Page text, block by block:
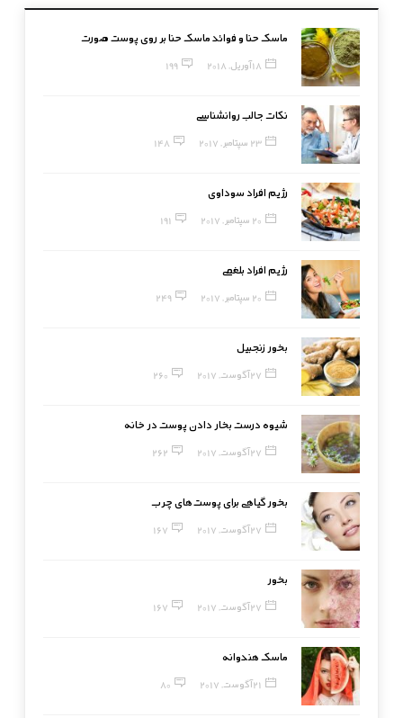
ماسک حنا و فوائد ماسک حنا بر روی پوست صورت
18 آوریل, 2018 199
نکات جالب روانشناسی
23 سپتامبر, 2017 148
رژیم افراد سوداوی
20 سپتامبر, 2017 191
رژیم افراد بلغمی
20 سپتامبر, 2017 249
بخور زنجبیل
27 آگوست, 2017 260
شیوه درست بخار دادن پوست در خانه
27 آگوست, 2017 262
بخور گیاهی برای پوست‌های چرب
27 آگوست, 2017 167
بخور
27 آگوست, 2017 167
ماسک هندوانه
21 آگوست, 2017 80